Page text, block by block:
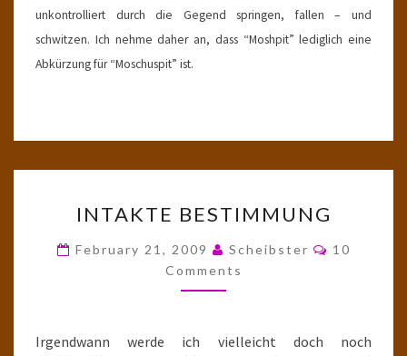
unkontrolliert durch die Gegend springen, fallen – und
schwitzen. Ich nehme daher an, dass “Moshpit” lediglich eine
Abkürzung für “Moschuspit” ist.
BESTIMMUNG
INTAKTE BESTIMMUNG
February 21, 2009 Scheibster Comments
10
Comments
Irgendwann werde ich vielleicht doch noch